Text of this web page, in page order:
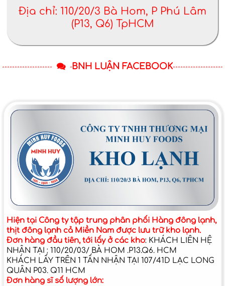
Địa chỉ: 110/20/3 Bà Hom, P Phú Lâm
(P13, Q6) TpHCM
BNH LUẬN FACEBOOK
Hiện tại Công ty tập trung phân phối Hàng đông lạnh,
thịt đông lạnh cả Miền Nam được lưu trữ kho lạnh.
Đơn hàng đầu tiên, tới lấy ở các kho: KHÁCH LIÊN HỆ
NHẬN TẠI : 110/20/03/ BÀ HOM .P13.Q6. HCM
KHÁCH LẤY TRÊN 1 TẤN NHẬN TẠI 107/41D LẠC LONG
QUÂN P03. Q11 HCM
Đơn hàng sĩ số lượng lớn: